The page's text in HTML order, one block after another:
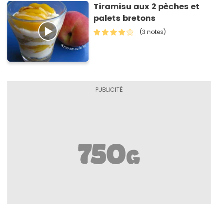
Tiramisu aux 2 pèches et
palets bretons
(3 notes)